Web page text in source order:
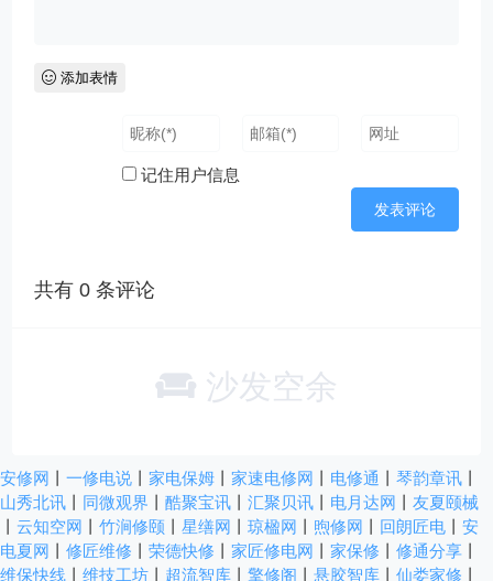
添加表情
记住用户信息
共有0 条评论
沙发空余
安修网 一修电说 家电保姆 家速电修网 电修通 琴韵章讯
山秀北讯
同微观界 酷聚宝讯 汇聚贝讯 电月达网
友夏颐械
云知空网 竹涧修颐 星缮网 琼楹网 煦修网 回朗匠电
安
电夏网
修匠维修 荣德快修 家匠修电网 家保修 修通分享
维保快线
维技工坊 超流智库 擎修阁 悬胶智库 仙娄家修